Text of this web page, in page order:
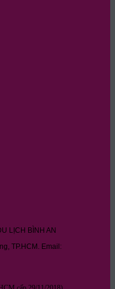
LỊCH BÌNH AN
TP.HCM. Email: